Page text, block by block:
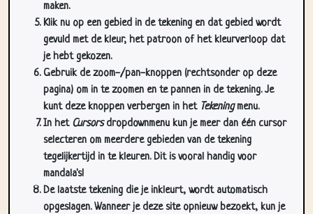
maken.
Klik nu op een gebied in de tekening en dat gebied wordt
gevuld met de kleur, het patroon of het kleurverloop dat
je hebt gekozen.
Gebruik de zoom-/pan-knoppen (rechtsonder op deze
pagina) om in te zoomen en te pannen in de tekening. Je
kunt deze knoppen verbergen in het Tekeningmenu.
In het Cursorsdropdownmenu kun je meer dan één cursor
selecteren om meerdere gebieden van de tekening
tegelijkertijd in te kleuren. Dit is vooral handig voor
mandala's!
De laatste tekening die je inkleurt, wordt automatisch
opgeslagen. Wanneer je deze site opnieuw bezoekt, kun je